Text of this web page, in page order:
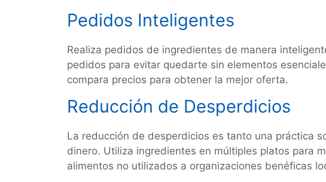
Pedidos Inteligentes
Realiza pedidos de ingredientes de manera
pedidos para evitar quedarte sin elementos
compara precios para obtener la mejor oferta.
Reducción de Desperdicios
La reducción de desperdicios es tanto una práctica
dinero. Utiliza ingredientes en múltiples platos para
alimentos no utilizados a organizaciones benéficas